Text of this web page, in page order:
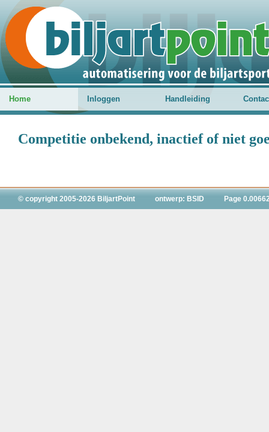
Home Inloggen Handleiding
Competitie onbekend, inactief of niet
© copyright 2005-2026 BiljartPoint ontwerp: BSID Page